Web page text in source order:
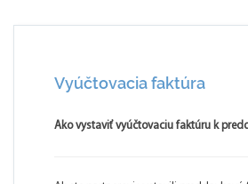
Vyúčtovacia faktúra
Ako vystaviť vyúčtovaciu faktúru k